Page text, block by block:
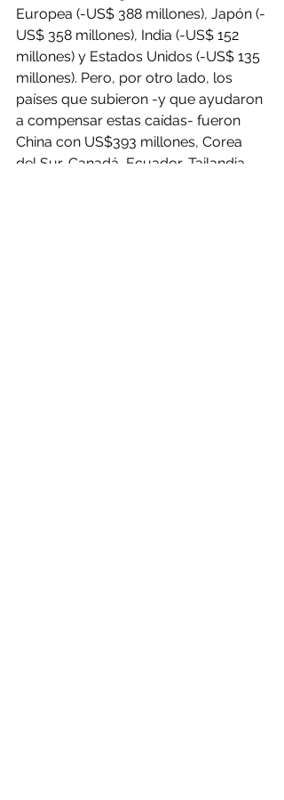
Europea (-US$ 388 millones), Japón (-
US$ 358 millones), India (-US$ 152
millones) y Estados Unidos (-US$ 135
millones). Pero, por otro lado, los
países que subieron -y que ayudaron
a compensar estas caídas- fueron
China con US$393 millones, Corea
del Sur, Canadá, Ecuador, Tailandia,